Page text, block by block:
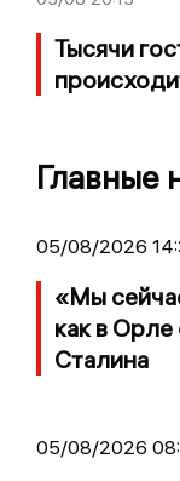
Тысячи
Главные
05/08/2026
«Мы
как в
Сталина
05/08/2026